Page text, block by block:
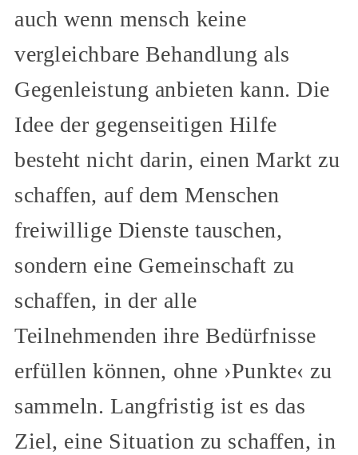
auch wenn mensch keine
vergleichbare Behandlung als
Gegenleistung anbieten kann. Die
Idee der gegenseitigen Hilfe
besteht nicht darin, einen Markt zu
schaffen, auf dem Menschen
freiwillige Dienste tauschen,
sondern eine Gemeinschaft zu
schaffen, in der alle
Teilnehmenden ihre Bedürfnisse
erfüllen können, ohne ›Punkte‹ zu
sammeln. Langfristig ist es das
Ziel, eine Situation zu schaffen, in